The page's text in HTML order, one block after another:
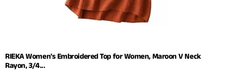
RIEKA Women's Embroidered Top for Women, Maroon V Neck
Rayon, 3/4...